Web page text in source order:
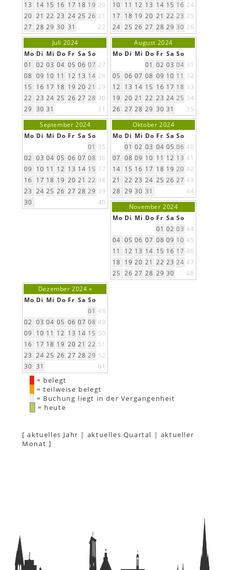
13
14 15 16 17 18 19 20
20 21 22 23 24 25 26 21
27 28 29 30 31 22
10 11 12 13 14 15 16 24
17 18 19 20 21 22 23 25
24 25 26 27 28 29 30 26
Juli 2024
Mo Di Mi Do Fr Sa So
01
02 03 04 05 06 07 27
08
09 10 11 12 13 14 28
15
16 17 18 19 20 21 29
22
23 24 25 26 27 28 30
29
30 31 31
August 2024
Mo Di Mi Do Fr Sa So
01
02 03 04 31
05
06 07 08 09 10 11 32
12
13 14 15 16 17 18 33
19
20 21 22 23 24 25 34
26 27 28 29 30 31
35
September 2024
Mo Di Mi Do Fr Sa So
01 35
02
03 04 05 06 07 08 36
09
10 11 12 13 14 15 37
16 17 18 19 20 21 22 38
23
24 25 26 27 28 29 39
30
40
Oktober 2024
Mo Di Mi Do Fr Sa So
01 02 03 04 05 06 40
07 08 09 10 11 12 13 41
14 15 16 17 18 19 20 42
21
22 23 24 25 26 27 43
28
29 30 31
44
November 2024
Mo Di Mi Do Fr Sa So
01 02 03 44
04 05 06 07 08 09 10 45
11
12 13 14 15 16 17 46
18
19 20 21 22 23 24 47
25
26 27 28 29 30
48
Dezember 2024 »
Mo Di Mi Do Fr Sa So
01 48
02
03 04 05 06 07 08 49
09
10 11 12 13 14 15 50
16 17 18 19 20 21 22 51
23
24 25 26 27 28 29 52
30 31 01
= belegt
= teilweise belegt
= Buchung liegt in der Vergangenheit
= heute
[aktuelles Jahr | aktuelles Quartal | aktueller
Monat ]